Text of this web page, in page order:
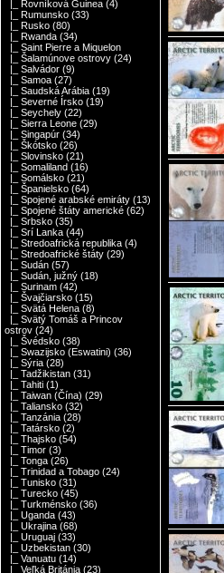
|_ Rovníková Guinea (4)
|_ Rumunsko (33)
|_ Rusko (80)
|_ Rwanda (34)
|_ Saint Pierre a Miquelon
|_ Šalamúnove ostrovy (24)
|_ Salvádor (9)
|_ Samoa (27)
|_ Saudská Arábia (19)
|_ Severné Írsko (19)
|_ Seychely (22)
|_ Sierra Leone (29)
|_ Singapúr (34)
|_ Škótsko (26)
|_ Slovinsko (21)
|_ Somaliland (16)
|_ Somálsko (21)
|_ Španielsko (64)
|_ Spojené arabské emiráty (13)
|_ Spojené štáty americké (62)
|_ Srbsko (35)
|_ Srí Lanka (44)
|_ Stredoafrická republika (4)
|_ Stredoafrické štáty (29)
|_ Sudán (57)
|_ Sudán, južný (18)
|_ Surinam (42)
|_ Švajčiarsko (15)
|_ Svätá Helena (8)
|_ Svätý Tomáš a Princov
ostrov (24)
|_ Švédsko (38)
|_ Swazijsko (Eswatini) (36)
|_ Sýria (28)
|_ Tadžikistan (31)
|_ Tahiti (1)
|_ Taiwan (Čína) (29)
|_ Taliansko (32)
|_ Tanzánia (28)
|_ Tatársko (2)
|_ Thajsko (54)
|_ Timor (3)
|_ Tonga (26)
|_ Trinidad a Tobago (24)
|_ Tunisko (31)
|_ Turecko (45)
|_ Turkménsko (36)
|_ Uganda (43)
|_ Ukrajina (68)
|_ Uruguaj (33)
|_ Uzbekistan (30)
|_ Vanuatu (14)
|_ Veľká Británia (23)